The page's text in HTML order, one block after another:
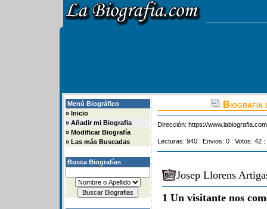
Menú Biográfico
» Inicio
» Añadir mi Biografia
» Modificar Biografía
» Las más Buscadas
Busca Biografías
Biografia
Dirección: https://
Lecturas: 940 : Envios: 0 : Votos: 42
Josep Llorens
1 Un visitante nos